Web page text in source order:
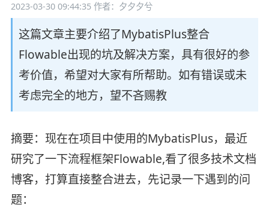
2023-03-30 09:44:35作者：夕夕夕兮
这篇文章主要介绍了MybatisPlus整合
Flowable出现的坑及解决方案，具有很好的参
考价值，希望对大家有所帮助。如有错误或未
考虑完全的地方，望不吝赐教
摘要：现在在项目中使用的MybatisPlus，最近
研究了一下流程框架Flowable,看了很多技术文档
博客，打算直接整合进去，先记录一下遇到的问
题：